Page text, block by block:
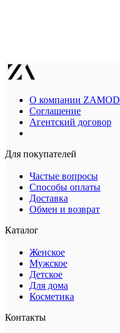
О компании ZAMOD
Соглашение
Агентский договор
Для покупателей
Частые вопросы
Способы оплаты
Доставка
Обмен и возврат
Каталог
Женское
Мужское
Детское
Для дома
Косметика
Контакты